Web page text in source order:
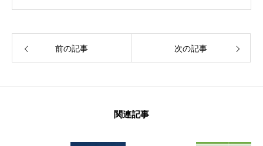
前の記事 次の記事
関連記事